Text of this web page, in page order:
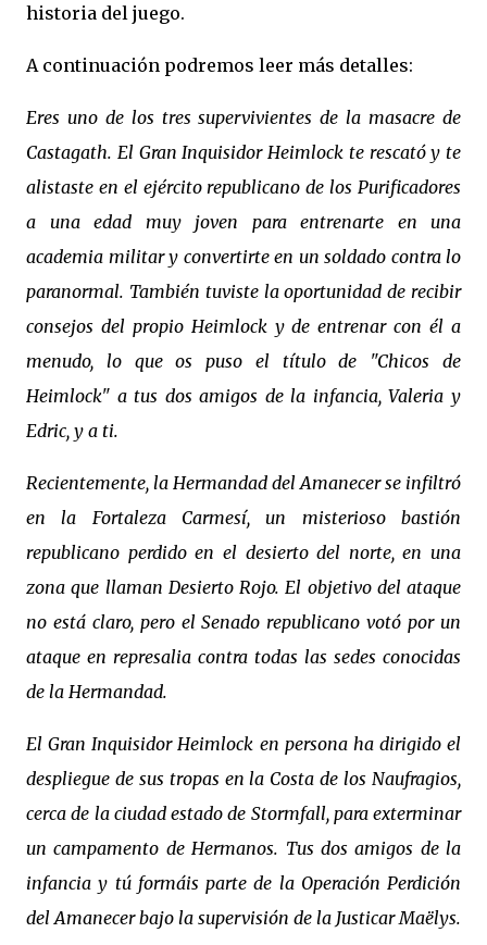
historia del juego.
A continuación podremos leer más detalles:
Eres uno de los tres supervivientes de la masacre de
Castagath. El Gran Inquisidor Heimlock te rescató y te
alistaste en el ejército republicano de los Purificadores
a una edad muy joven para entrenarte en una
academia militar y convertirte en un soldado contra lo
paranormal. También tuviste la oportunidad de recibir
consejos del propio Heimlock y de entrenar con él a
menudo, lo que os puso el título de "Chicos de
Heimlock" a tus dos amigos de la infancia, Valeria y
Edric, y a ti.
Recientemente, la Hermandad del Amanecer se infiltró
en la Fortaleza Carmesí, un misterioso bastión
republicano perdido en el desierto del norte, en una
zona que llaman Desierto Rojo. El objetivo del ataque
no está claro, pero el Senado republicano votó por un
ataque en represalia contra todas las sedes conocidas
de la Hermandad.
El Gran Inquisidor Heimlock en persona ha dirigido el
despliegue de sus tropas en la Costa de los Naufragios,
cerca de la ciudad estado de Stormfall, para exterminar
un campamento de Hermanos. Tus dos amigos de la
infancia y tú formáis parte de la Operación Perdición
del Amanecer bajo la supervisión de la Justicar Maëlys.